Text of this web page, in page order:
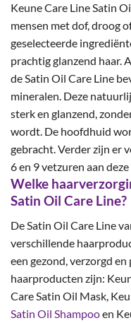
Keune Care Line Satin
mensen met dof, droog
geselecteerde
prachtig glanzend haar.
de Satin Oil Care Line
mineralen. Deze
sterk en glanzend,
wordt. De hoofdhuid
gebracht. Verder zijn er
6 en 9 vetzuren aan
Welke
Satin Oil Care Line?
De Satin Oil Care Line
verschillende
een gezond, verzorgd
haarproducten zijn:
Care Satin Oil Mask,
Satin Oil Shampooen